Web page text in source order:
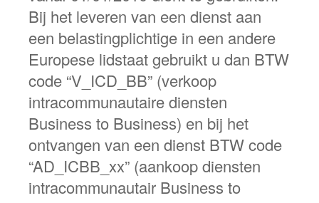
Bij het leveren van een dienst aan
een belastingplichtige in een andere
Europese lidstaat gebruikt u dan BTW
code “V_ICD_BB” (verkoop
intracommunautaire diensten
Business to Business) en bij het
ontvangen van een dienst BTW code
“AD_ICBB_xx” (aankoop diensten
intracommunautair Business to